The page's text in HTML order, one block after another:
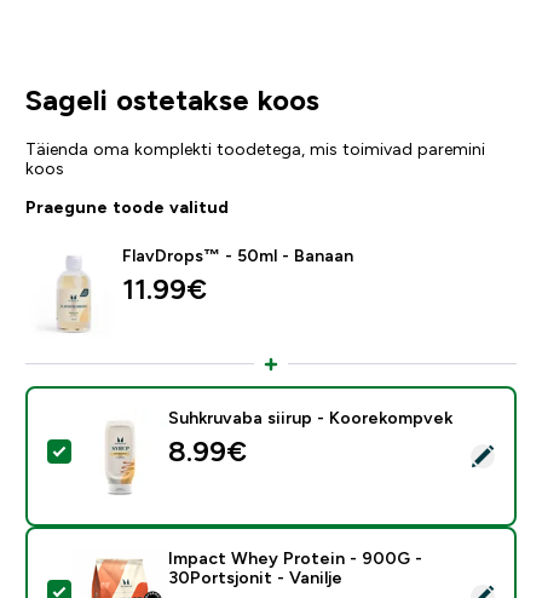
Sageli ostetakse koos
Täienda oma komplekti toodetega, mis toimivad paremini
koos
Praegune toode valitud
FlavDrops™ - 50ml - Banaan
11.99€‎
Vali see toode - Suhkruvaba siirup - Koorekompvek
Suhkruvaba siirup - Koorekompvek
8.99€‎
Vali see toode - Impact Whey Protein - 900G -
Impact Whey Protein - 900G -
30Portsjonit - Vanilje